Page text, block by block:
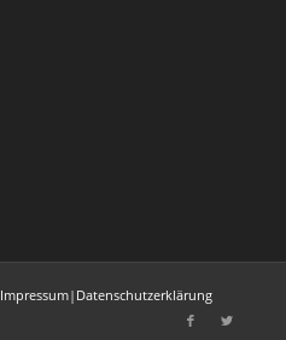
Impressum| Datenschutzerklärung